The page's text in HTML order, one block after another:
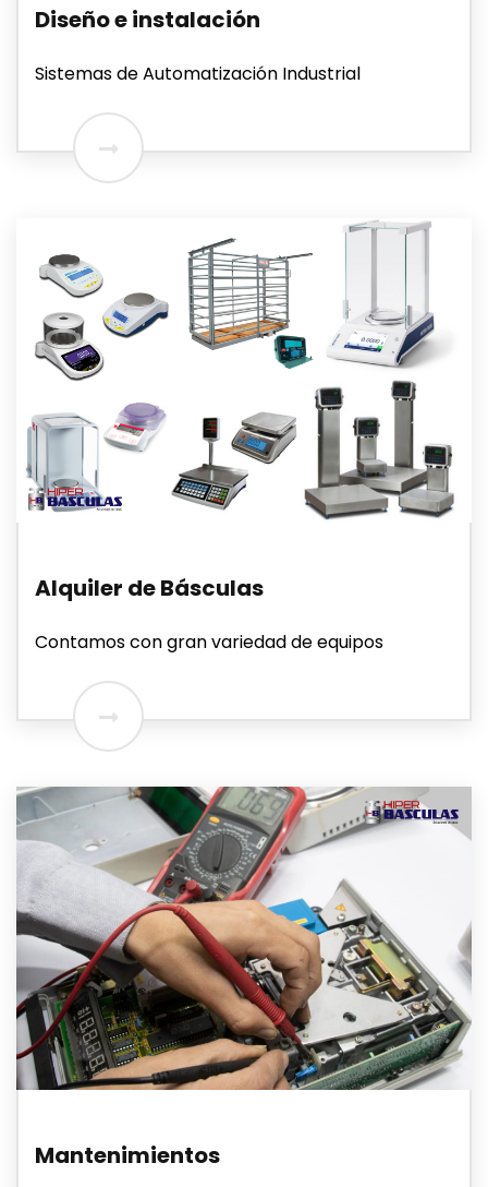
Diseño e instalación
Sistemas de Automatización Industrial
Alquiler de Básculas
Contamos con gran variedad de equipos
Mantenimientos